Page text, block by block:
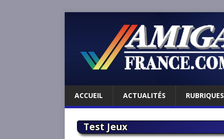
ACCUEIL ACTUALITÉS RUBRIQUES
Test Jeux